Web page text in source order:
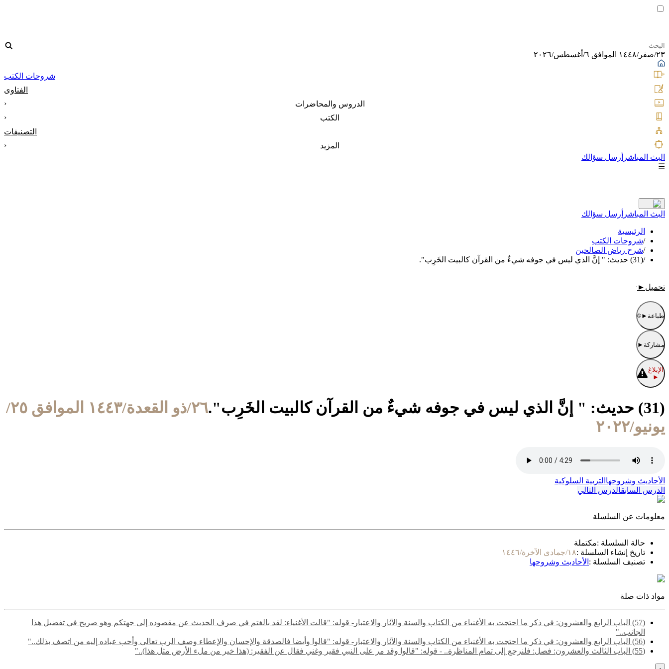
٢٣/صفر/١٤٤٨ الموافق ٦/أغسطس/٢٠٢٦
شروحات الكتب
الفتاوى
الدروس والمحاضرات
‹
الكتب
‹
التصنيفات
المزيد
‹
البث المباشر أرسل سؤالك
☰
البث المباشر أرسل سؤالك
الرئيسية
/شروحات الكتب
/شرح رياض الصالحين
/(31) حديث: " إنَّ الذي ليس في جوفه شيءٌ من القرآن كالبيت الخَرِب".
تحميل ►
طباعة ►
مشاركة ►
الإبلاغ
►
(31) حديث: " إنَّ الذي ليس في جوفه شيءٌ من القرآن كالبيت الخَرِب".
٢٦/ذو القعدة/١٤٤٣ الموافق ٢٥/
يونيو/٢٠٢٢
الأحاديث وشروحها التربية السلوكية
الدرس السابقالدرس التالي
معلومات عن السلسلة
حالة السلسلة :مكتملة
تاريخ إنشاء السلسلة :١٨/جمادى الآخرة/١٤٤٦
تصنيف السلسلة : الأحاديث وشروحها
مواد ذات صلة
(57) الباب الرابع والعشرون: في ذكر ما احتجت به الأغنياء من الكتاب والسنة والآثار والاعتبار- قوله: "قالت الأغنياء: لقد بالغتم في صرف الحديث عن مقصوده إلى جهتكم وهو صريح في تفضيل هذا
الجانب.."
(56) الباب الرابع والعشرون: في ذكر ما احتجت به الأغنياء من الكتاب والسنة والآثار والاعتبار- قوله: "قالوا وأيضا فالصدقة والإحسان والإعطاء وصف الرب تعالى وأحب عباده إليه من اتصف بذلك.."
(55) ‌‌الباب الثالث والعشرون: فصل: فلنرجع إلى تمام المناظرة.. - قوله: "قالوا وقد مر على النبي فقير وغني فقال عن الفقير: (هذا خير من ملء الأرض مثل هذا).."